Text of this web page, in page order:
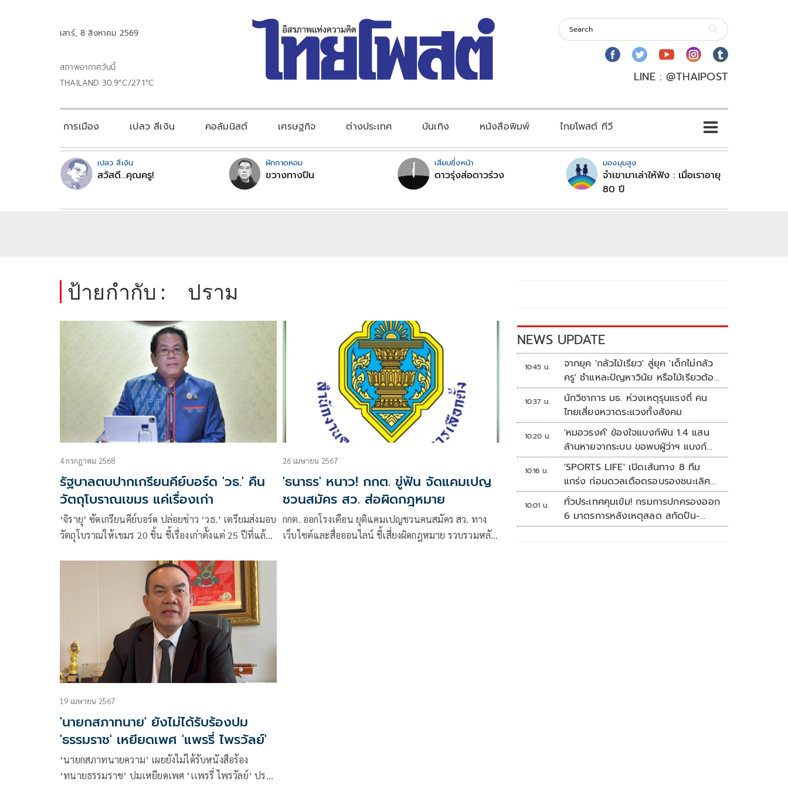
เสาร์, 8 สิงหาคม 2569
สภาพอากาศวันนี้
THAILAND 30.9°C/27.1°C
LINE : @THAIPOST
การเมือง เปลว สีเงิน คอลัมนิสต์ เศรษฐกิจ ต่างประเทศ บันเทิง หนังสือพิมพ์ ไทยโพสต์ ทีวี
เปลว สีเงิน
สวัสดี...คุณครู!
ผักกาดหอม
ขวางทางปืน
เสียบซึ่งหน้า
ดาวรุ่งส่อดาวร่วง
มองมุมสูง
จำเขามาเล่าให้ฟัง : เมื่อเราอายุ
80 ปี
ป้ายกำกับ : ปราม
4 กรกฎาคม 2568
รัฐบาลตบปากเกรียนคีย์บอร์ด 'วธ.' คืน
วัตถุโบราณเขมร แค่เรื่องเก่า
‘จิรายุ’ ซัดเกรียนคีย์บอร์ด ปล่อยข่าว ‘วธ.’ เตรียมส่งมอบ
วัตถุโบราณให้เขมร 20 ชิ้น ชี้เรื่องเก่าตั้งแต่ 25 ปีที่แล้ว
26 เมษายน 2567
'ธนาธร' หนาว! กกต. ขู่ฟัน จัดแคมเปญ
ชวนสมัคร สว. ส่อผิดกฎหมาย
กกต. ออกโรงเตือน ยุติแคมเปญชวนคนสมัคร สว. ทาง
เว็บไซต์และสื่อออนไลน์ ชี้เสี่ยงผิดกฎหมาย รวบรวมหลัก
19 เมษายน 2567
'นายกสภาทนาย' ยังไม่ได้รับร้องปม
'ธรรมราช' เหยียดเพศ 'แพรรี่ ไพรวัลย์'
‘นายกสภาทนายความ’ เผยยังไม่ได้รับหนังสือร้อง
‘ทนายธรรมราช’ ปมเหยียดเพศ ‘เเพรรี่ ไพรวัลย์’ ปราม
NEWS UPDATE
10:45 น.
จากยุค 'กลัวไม้เรียว' สู่ยุค 'เด็กไม่กลัว
ครู' ชำแหละปัญหาวินัย หรือไม้เรียวต้อง
กลับมา?
10:37 น.
นักวิชาการ มธ. ห่วงเหตุรุนแรงถี่ คน
ไทยเสี่ยงหวาดระแวงทั้งสังคม
10:20 น.
'หมอวรงค์' ข้องใจแบงก์พัน 1.4 แสน
ล้านหายจากระบบ ขอพบผู้ว่าฯ แบงก์
ชาติ
10:16 น.
'SPORTS LIFE' เปิดเส้นทาง 8 ทีม
แกร่ง ก่อนดวลเดือดรอบรองชนะเลิศ
ศึก 'วอลเลย์บอลนักเรียน แชมป์
กีฬา 7HD 2026'
10:01 น.
ทั่วประเทศคุมเข้ม! กรมการปกครองออก
6 มาตรการหลังเหตุสลด สกัดปืน-
ป้องกันเลียนแบบ